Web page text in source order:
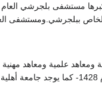
أكبرها مستشفى بلجرشي
ببلجرشي.ومستشفى
ومعاهد علمية ومعاهد